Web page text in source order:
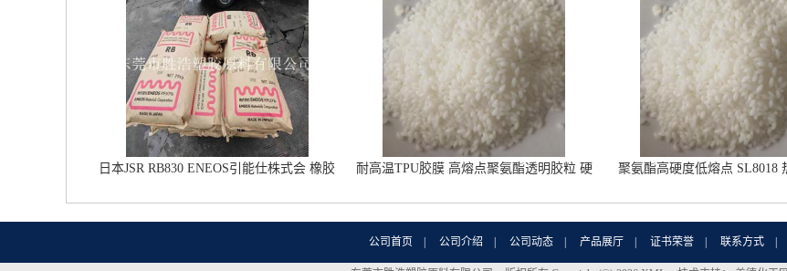
日本JSR RB830 ENEOS引能仕株式会 橡胶
耐高温TPU胶膜 高熔点聚氨酯透明胶粒 硬
聚氨酯高硬度低熔点 SL8018
公司首页 公司介绍 公司动态 产品展厅 证书荣誉 联系方式